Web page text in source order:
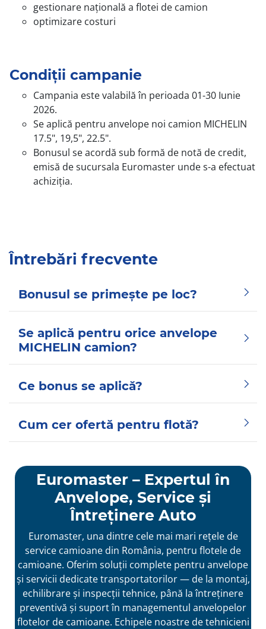
gestionare națională a flotei de camion
optimizare costuri
Condiții campanie
Campania este valabilă în perioada 01-30 Iunie
2026.
Se aplică pentru anvelope noi camion MICHELIN
17.5", 19,5", 22.5".
Bonusul se acordă sub formă de notă de credit,
emisă de sucursala Euromaster unde s-a efectuat
achiziția.
Întrebări frecvente
Bonusul se primește pe loc?
Se aplică pentru orice anvelope
MICHELIN camion?
Ce bonus se aplică?
Cum cer ofertă pentru flotă?
Euromaster – Expertul în
Anvelope, Service și
Întreținere Auto
Euromaster, una dintre cele mai mari rețele de
service camioane din România, pentru flotele de
camioane. Oferim soluții complete pentru anvelope
și servicii dedicate transportatorilor — de la montaj,
echilibrare și inspecții tehnice, până la întreținere
preventivă și suport în managementul anvelopelor
flotelor de camioane. Echipele noastre de tehnicieni